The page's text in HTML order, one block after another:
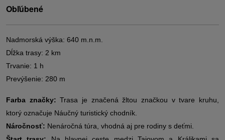
Obľúbené
Nadmorská výška: 640 m.n.m.
Dĺžka trasy: 2 km
Trvanie: 1 h
Prevýšenie: 280 m
Farba značky: Trasa je značená žltou značkou v tvare kruhu,
ktorý označuje Náučný turistický chodník.
Náročnosť: Nenáročná túra, vhodná aj pre rodiny s deťmi.